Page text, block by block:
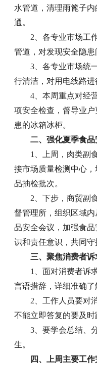
水管道，清理雨篦子
通。
2、各专业市场工
管道，对发现安全隐患
3、各专业市场统
行清洁，对用电线路进
4、本周重点对经
项安全检查，督导业
患的冰箱冰柜。
二、强化夏季食
1、上周，肉类副
接市场质量检测中心
品抽检批次。
2、下步，商贸副
督管理所，组织区域
品安全会议，加强食
识和责任意识，共同守
三、聚焦消费者
1、面对消费者诉
言语措辞，详细准确了
2、工作人员要对
不能立即答复的要及时
3、要学会总结、
生。
四、上周主要工